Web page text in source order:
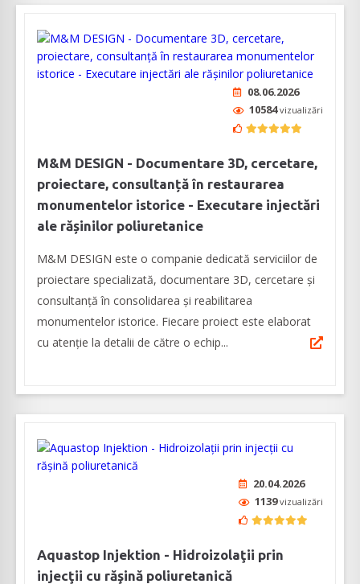
08.06.2026
10584vizualizări
M&M DESIGN - Documentare 3D, cercetare,
proiectare, consultanță în restaurarea
monumentelor istorice - Executare injectări
ale rășinilor poliuretanice
M&M DESIGN este o companie dedicată serviciilor de
proiectare specializată, documentare 3D, cercetare și
consultanță în consolidarea și reabilitarea
monumentelor istorice. Fiecare proiect este elaborat
cu atenţie la detalii de către o echip...
20.04.2026
1139vizualizări
Aquastop Injektion - Hidroizolaţii prin
injecţii cu răşină poliuretanică